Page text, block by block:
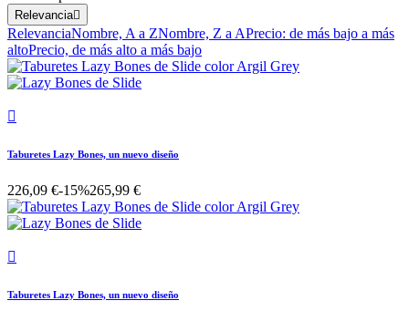
Relevancia
RelevanciaNombre, A a ZNombre, Z a APrecio: de más bajo a más
altoPrecio, de más alto a más bajo

Taburetes Lazy Bones, un nuevo diseño
226,09 €-15%265,99 €

Taburetes Lazy Bones, un nuevo diseño